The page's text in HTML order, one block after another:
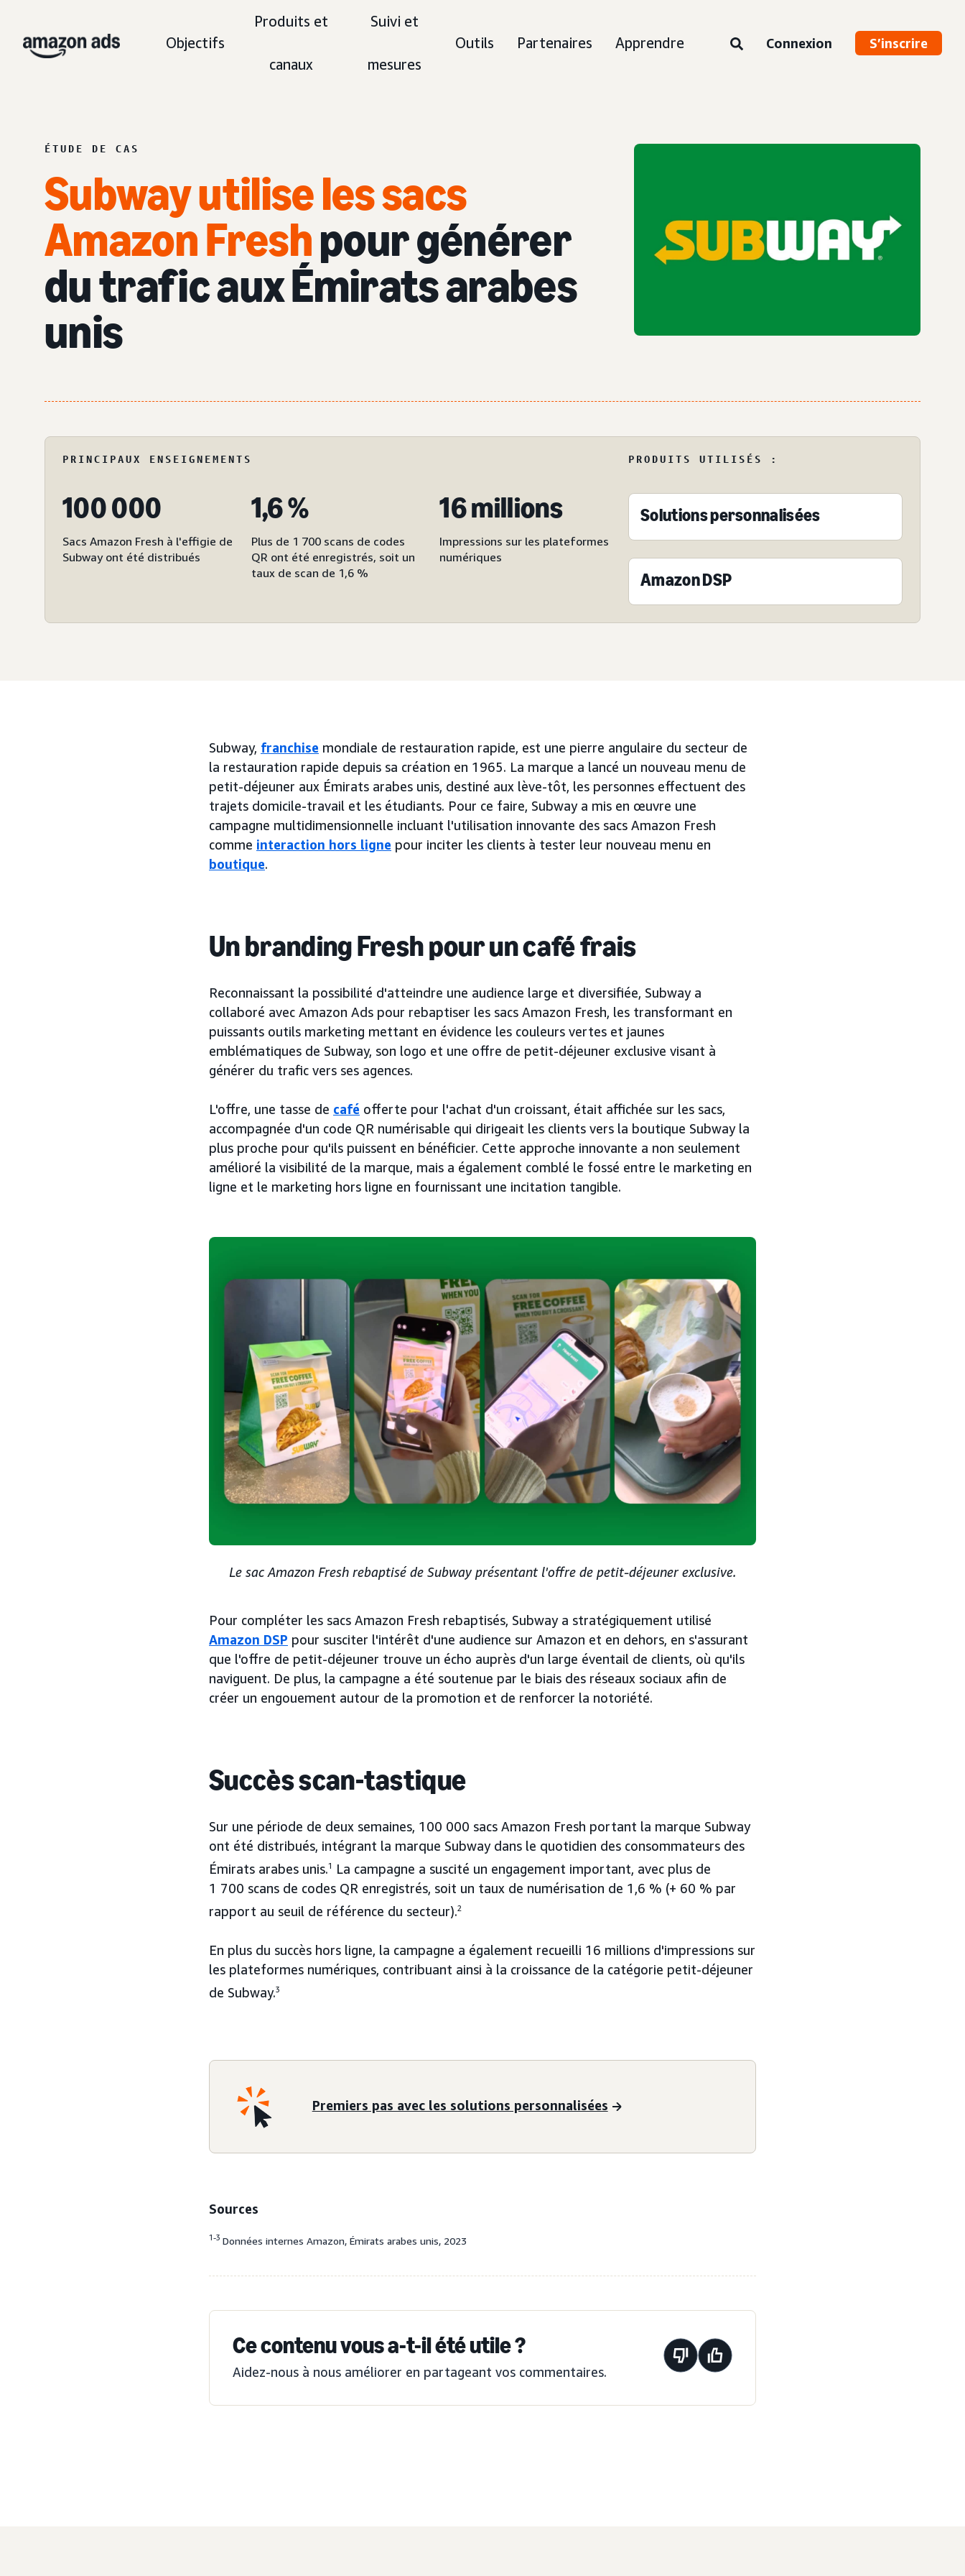
Objectifs
Produits et
canaux
Suivi et
mesures
Outils Partenaires Apprendre Connexion S’inscrire
ÉTUDE DE CAS
Subway utilise les sacs
Amazon Freshpour générer
du trafic aux Émirats arabes
unis
PRINCIPAUX ENSEIGNEMENTS
100 000
Sacs Amazon Fresh à l'effigie de
Subway ont été distribués
1,6 %
Plus de 1 700 scans de codes
QR ont été enregistrés, soit un
taux de scan de 1,6 %
16 millions
Impressions sur les plateformes
numériques
PRODUITS UTILISÉS :
Solutions personnalisées
Amazon DSP
Subway, franchise mondiale de restauration rapide, est une pierre angulaire du secteur de
la restauration rapide depuis sa création en 1965. La marque a lancé un nouveau menu de
petit-déjeuner aux Émirats arabes unis, destiné aux lève-tôt, les personnes effectuent des
trajets domicile-travail et les étudiants. Pour ce faire, Subway a mis en œuvre une
campagne multidimensionnelle incluant l'utilisation innovante des sacs Amazon Fresh
comme interaction hors ligne pour inciter les clients à tester leur nouveau menu en
boutique.
Un branding Fresh pour un café frais
Reconnaissant la possibilité d'atteindre une audience large et diversifiée, Subway a
collaboré avec Amazon Ads pour rebaptiser les sacs Amazon Fresh, les transformant en
puissants outils marketing mettant en évidence les couleurs vertes et jaunes
emblématiques de Subway, son logo et une offre de petit-déjeuner exclusive visant à
générer du trafic vers ses agences.
L'offre, une tasse de café offerte pour l'achat d'un croissant, était affichée sur les sacs,
accompagnée d'un code QR numérisable qui dirigeait les clients vers la boutique Subway la
plus proche pour qu'ils puissent en bénéficier. Cette approche innovante a non seulement
amélioré la visibilité de la marque, mais a également comblé le fossé entre le marketing en
ligne et le marketing hors ligne en fournissant une incitation tangible.
Le sac Amazon Fresh rebaptisé de Subway présentant l'offre de petit-déjeuner exclusive.
Pour compléter les sacs Amazon Fresh rebaptisés, Subway a stratégiquement utilisé
Amazon DSP pour susciter l'intérêt d'une audience sur Amazon et en dehors, en s'assurant
que l'offre de petit-déjeuner trouve un écho auprès d'un large éventail de clients, où qu'ils
naviguent. De plus, la campagne a été soutenue par le biais des réseaux sociaux afin de
créer un engouement autour de la promotion et de renforcer la notoriété.
Succès scan-tastique
Sur une période de deux semaines, 100 000 sacs Amazon Fresh portant la marque Subway
ont été distribués, intégrant la marque Subway dans le quotidien des consommateurs des
Émirats arabes unis.1
La campagne a suscité un engagement important, avec plus de
1 700 scans de codes QR enregistrés, soit un taux de numérisation de 1,6 % (+ 60 % par
rapport au seuil de référence du secteur).2
En plus du succès hors ligne, la campagne a également recueilli 16 millions d'impressions sur
les plateformes numériques, contribuant ainsi à la croissance de la catégorie petit-déjeuner
de Subway.3
Premiers pas avec les solutions personnalisées
Sources
1-3 Données internes Amazon, Émirats arabes unis, 2023
Ce contenu vous a-t-il été utile ?
Aidez-nous à nous améliorer en partageant vos commentaires.